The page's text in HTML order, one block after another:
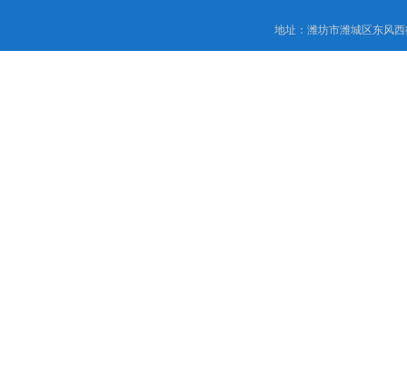
地址：潍坊市潍城区东风